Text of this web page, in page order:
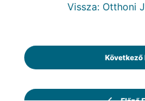
Vissza: Otthoni
Következő